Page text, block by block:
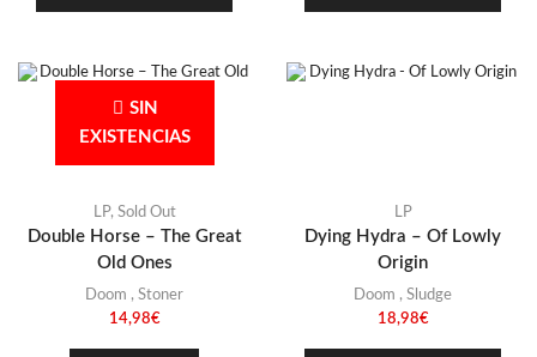
SIN
EXISTENCIAS
LP, Sold Out
Double Horse – The Great
Old Ones
Doom , Stoner
14,98€
LP
Dying Hydra – Of Lowly
Origin
Doom , Sludge
18,98€